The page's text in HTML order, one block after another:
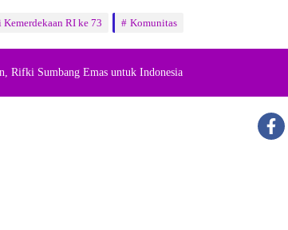
Kemerdekaan RI ke 73 Komunitas
Rifki Sumbang Emas untuk Indonesia